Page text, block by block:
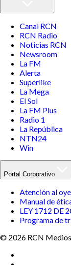
Canal RCN
RCN Radio
Noticias RCN
Newsroom
La FM
Alerta
Superlike
La Mega
El Sol
La FM Plus
Radio 1
La República
NTN24
Win
Portal Corporativo
Atención al
Manual de
LEY 1712 DE
Programa de
© 2026 RCN Medios